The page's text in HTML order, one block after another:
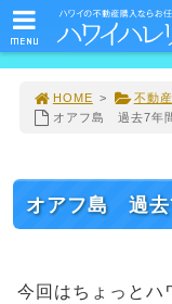
HOME > 不動
オアフ島 過去7年
オアフ島 過去
今回はちょっとハ
MENU